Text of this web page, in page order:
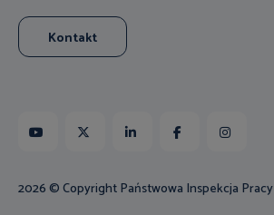
Kontakt
2026 © Copyright Państwowa Inspekcja Pracy